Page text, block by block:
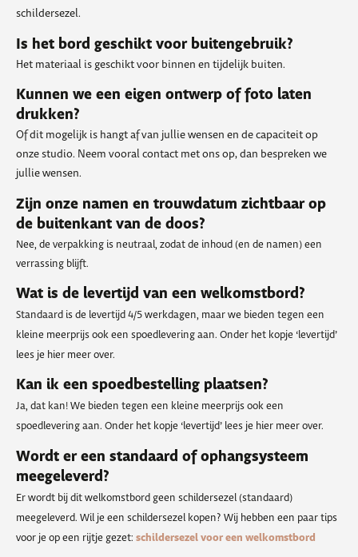
schildersezel.
Is het bord geschikt voor buitengebruik?
Het materiaal is geschikt voor binnen en tijdelijk buiten.
Kunnen we een eigen ontwerp of foto laten
drukken?
Of dit mogelijk is hangt af van jullie wensen en de capaciteit op
onze studio. Neem vooral contact met ons op, dan bespreken we
jullie wensen.
Zijn onze namen en trouwdatum zichtbaar op
de buitenkant van de doos?
Nee, de verpakking is neutraal, zodat de inhoud (en de namen) een
verrassing blijft.
Wat is de levertijd van een welkomstbord?
Standaard is de levertijd 4/5 werkdagen, maar we bieden tegen een
kleine meerprijs ook een spoedlevering aan. Onder het kopje ‘levertijd’
lees je hier meer over.
Kan ik een spoedbestelling plaatsen?
Ja, dat kan! We bieden tegen een kleine meerprijs ook een
spoedlevering aan. Onder het kopje ‘levertijd’ lees je hier meer over.
Wordt er een standaard of ophangsysteem
meegeleverd?
Er wordt bij dit welkomstbord geen schildersezel (standaard)
meegeleverd. Wil je een schildersezel kopen? Wij hebben een paar tips
voor je op een rijtje gezet: schildersezel voor een welkomstbord